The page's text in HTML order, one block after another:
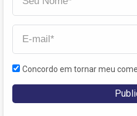
Concordo em tornar meu